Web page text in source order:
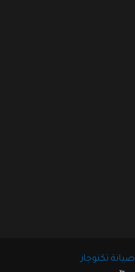
صيانة تكنوجاز